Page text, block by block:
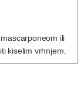
ili
kiselim vrhnjem.